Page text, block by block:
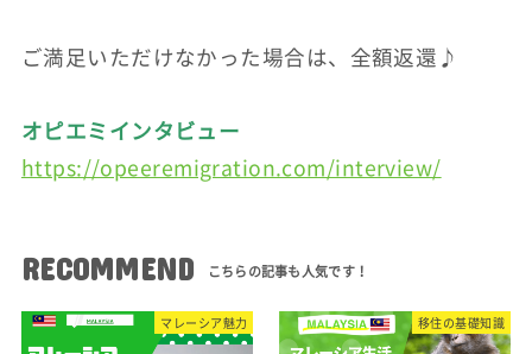
ご満足いただけなかった場合は、全額返還♪
オピエミインタビュー
https://opeeremigration.com/interview/
RECOMMEND
マレーシア魅力 移住の基礎知識